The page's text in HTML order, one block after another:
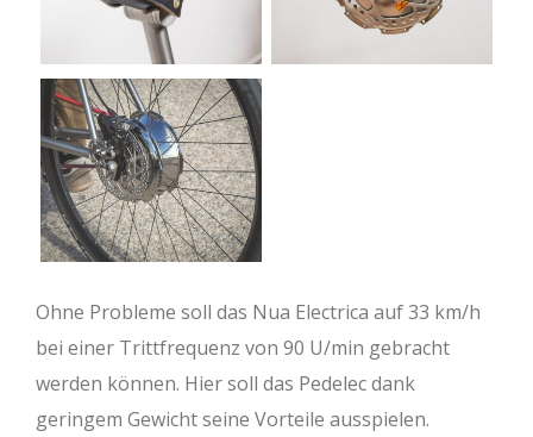
Ohne Probleme soll das Nua Electrica auf 33 km/h
bei einer Trittfrequenz von 90 U/min gebracht
werden können. Hier soll das Pedelec dank
geringem Gewicht seine Vorteile ausspielen.